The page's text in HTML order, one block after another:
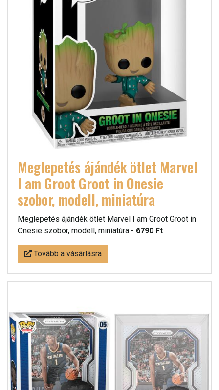
Meglepetés ájándék ötlet Marvel
I am Groot Groot in Onesie
szobor, modell, miniatúra
Meglepetés ájándék ötlet Marvel I am Groot Groot in
Onesie szobor, modell, miniatúra - 6790 Ft
Tovább a vásárlásra